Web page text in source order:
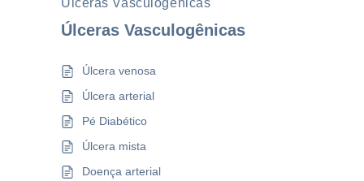
Úlceras Vasculogênicas
Úlceras Vasculogênicas
Úlcera venosa
Úlcera arterial
Pé Diabético
Úlcera mista
Doença arterial